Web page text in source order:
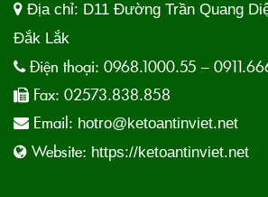
Địa chỉ: D11 Đường Trần Quang
Đắk Lắk
Điện thoại: 0968.1000.55 –
Fax: 02573.838.858
Email: hotro@ketoantinviet.net
Website: https://ketoantinviet.net